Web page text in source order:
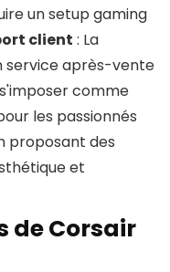
un setup gaming
client : La
service après-vente
comme
les passionnés
proposant des
et
de Corsair